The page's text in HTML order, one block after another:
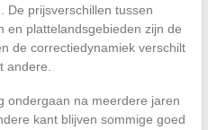
De prijsverschillen tussen
en plattelandsgebieden zijn de
de correctiedynamiek verschilt
andere.
ondergaan na meerdere jaren
kant blijven sommige goed